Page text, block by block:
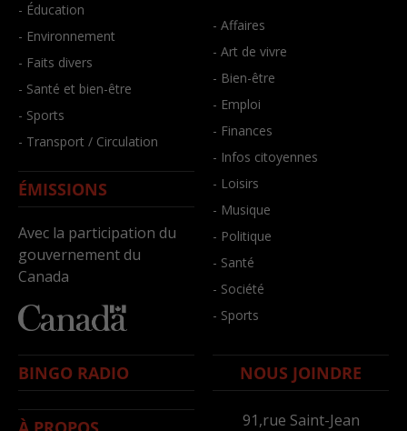
- Éducation
- Environnement
- Faits divers
- Santé et bien-être
- Sports
- Transport / Circulation
ÉMISSIONS
Avec la participation du
gouvernement du
Canada
- Affaires
- Art de vivre
- Bien-être
- Emploi
- Finances
- Infos citoyennes
- Loisirs
- Musique
- Politique
- Santé
- Société
- Sports
BINGO RADIO NOUS JOINDRE
91,rue Saint-Jean